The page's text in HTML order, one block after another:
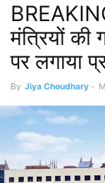
मंत्रियों की
पर लगाया
By Jiya Choudhary -